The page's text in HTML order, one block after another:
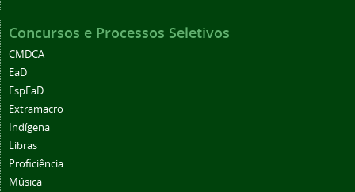
Concursos e Processos Seletivos
CMDCA
EaD
EspEaD
Extramacro
Indígena
Libras
Proficiência
Música